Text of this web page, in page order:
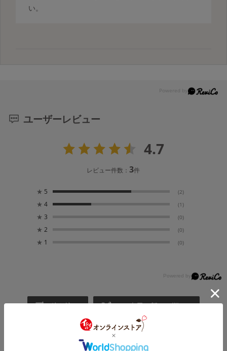
い。
ユーザーレビュー
4.7
レビュー件数：3件
★ 5 (2)
★ 4 (1)
★ 3 (0)
★ 2 (0)
★ 1 (0)
絞り込み 表示：新しい順